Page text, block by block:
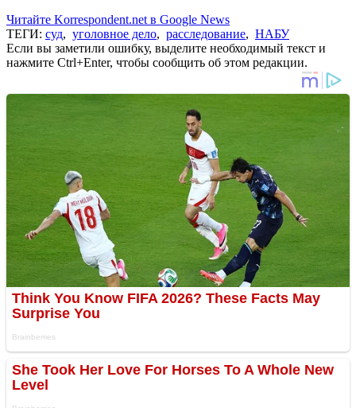
Читайте Korrespondent.net в Google News
ТЕГИ: суд, уголовное дело, расследование, НАБУ
Если вы заметили ошибку, выделите необходимый текст и
нажмите Ctrl+Enter, чтобы сообщить об этом редакции.